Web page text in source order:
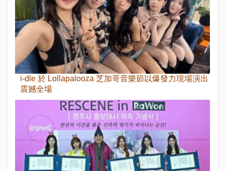
i-dle 於 Lollapalooza 芝加哥音樂節以爆發力現場演出
震撼全場